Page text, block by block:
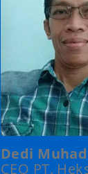
Dedi
CEO PT.